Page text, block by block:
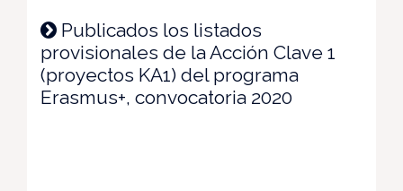
Publicados los listados
provisionales de la Acción Clave 1
(proyectos KA1) del programa
Erasmus+, convocatoria 2020